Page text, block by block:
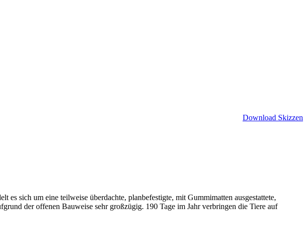
Download Skizzen
sich um eine teilweise überdachte, planbefestigte, mit Gummimatten ausgestattete,
der offenen Bauweise sehr großzügig. 190 Tage im Jahr verbringen die Tiere auf